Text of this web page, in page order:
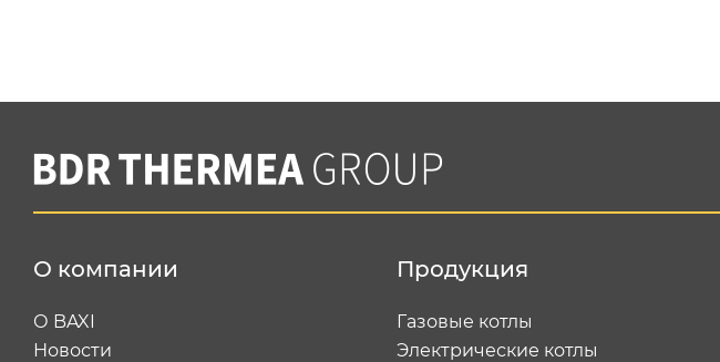
О компании
О BAXI
Новости
Продукция
Газовые котлы
Электрические котлы